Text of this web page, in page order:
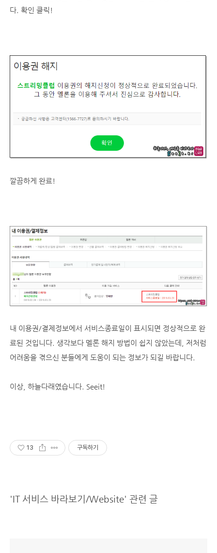
다. 확인 클릭!
깔끔하게 완료!
내 이용권/결제정보에서 서비스종료일이 표시되면 정상적으로 완
료된 것입니다. 생각보다 멜론 해지 방법이 쉽지 않았는데, 저처럼
어려움을 겪으신 분들에게 도움이 되는 정보가 되길 바랍니다.
이상, 하늘다래였습니다. Seeit!
13 구독하기
'IT 서비스 바라보기/Website' 관련 글